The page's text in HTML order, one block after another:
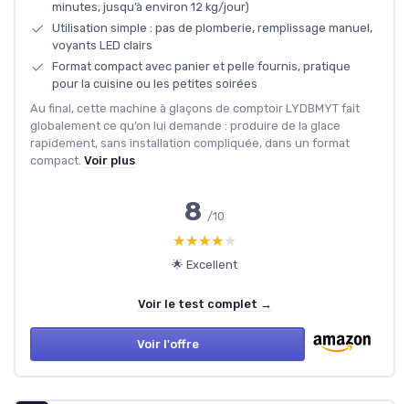
minutes, jusqu’à environ 12 kg/jour)
Utilisation simple : pas de plomberie, remplissage manuel,
voyants LED clairs
Format compact avec panier et pelle fournis, pratique
pour la cuisine ou les petites soirées
Au final, cette machine à glaçons de comptoir LYDBMYT fait
globalement ce qu’on lui demande : produire de la glace
rapidement, sans installation compliquée, dans un format
compact. Voir plus
8 /10
★★★★★
★★★★★
🌟 Excellent
Voir le test complet →
Voir l'offre